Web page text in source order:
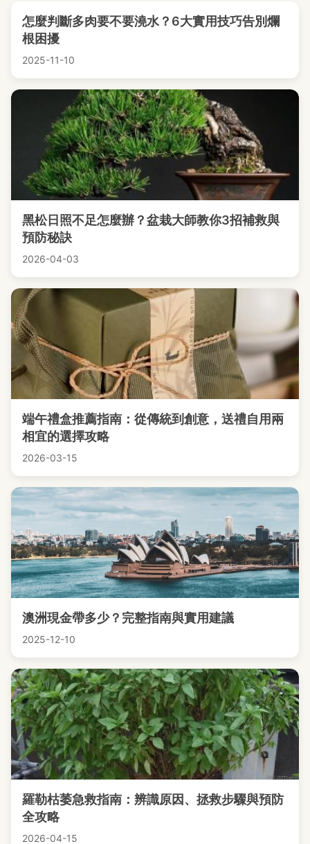
怎麼判斷多肉要不要澆水？6大實用技巧告別爛
根困擾
2025-11-10
黑松日照不足怎麼辦？盆栽大師教你3招補救與
預防秘訣
2026-04-03
端午禮盒推薦指南：從傳統到創意，送禮自用兩
相宜的選擇攻略
2026-03-15
澳洲現金帶多少？完整指南與實用建議
2025-12-10
羅勒枯萎急救指南：辨識原因、拯救步驟與預防
全攻略
2026-04-15